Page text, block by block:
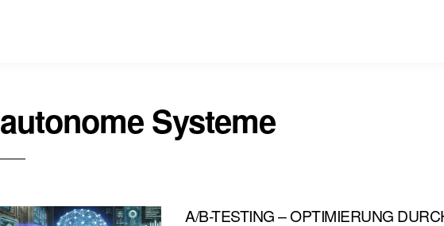
autonome Systeme
A/B-TESTING – OPTIMIERUNG